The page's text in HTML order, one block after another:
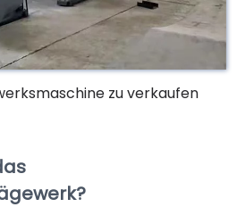
zu verkaufen